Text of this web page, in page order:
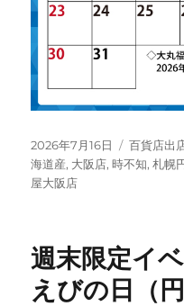
投
稿
日:
2026年7月16日
カ
テ
百貨店出
海道産, 大阪店,時不知,札幌
屋大阪店
週末限定イ
えびの日（